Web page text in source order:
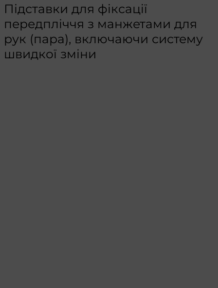
Підставки для фіксації
передпліччя з манжетами для
рук (пара), включаючи систему
швидкої зміни